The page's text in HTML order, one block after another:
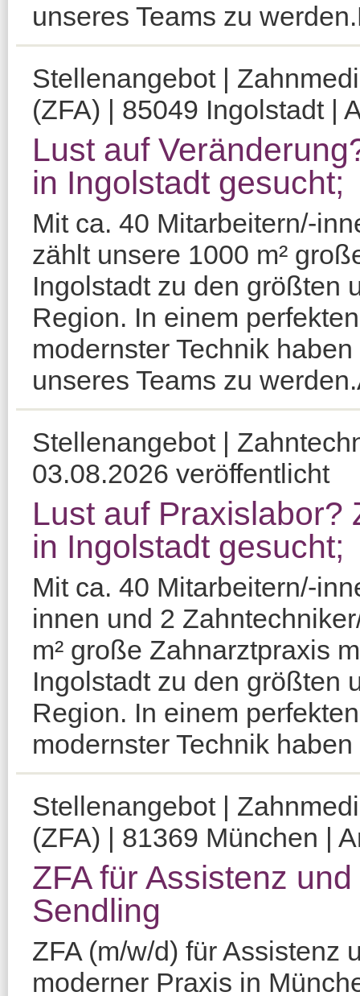
unseres Teams zu
Stellenangebot |
(ZFA) | 85049 Ingolstadt |
Lust auf
in Ingolstadt gesucht;
Mit ca. 40 Mitarbeitern/-
zählt unsere 1000 m²
Ingolstadt zu den größten
Region. In einem
modernster Technik
unseres Teams zu
Stellenangebot |
03.08.2026 veröffentlicht
Lust auf Praxislabor?
in Ingolstadt gesucht;
Mit ca. 40 Mitarbeitern/-
innen und 2
m² große Zahnarztpraxis
Ingolstadt zu den größten
Region. In einem
modernster Technik
Stellenangebot |
(ZFA) | 81369 München |
ZFA für Assistenz
Sendling
ZFA (m/w/d) für Assistenz
moderner Praxis in